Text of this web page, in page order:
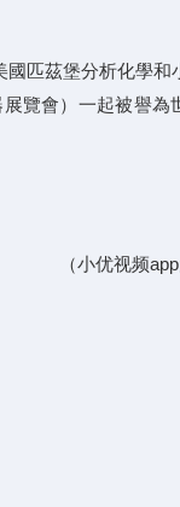
匹茲堡分析化學
覽會）一起被譽
（小优视频